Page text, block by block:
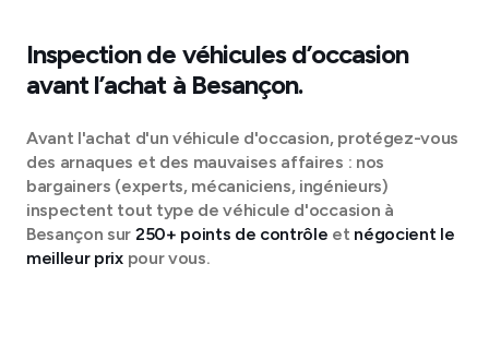
Inspection de véhicules d’occasion
avant l’achat à Besançon.
Avant l'achat d'un véhicule d'occasion, protégez-vous
des arnaques et des mauvaises affaires : nos
bargainers (experts, mécaniciens, ingénieurs)
inspectent tout type de véhicule d'occasion à
Besançon sur 250+ points de contrôle et négocient le
meilleur prixpour vous.